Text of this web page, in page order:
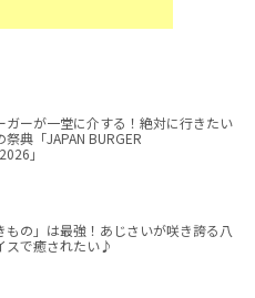
ガーが一堂に介する！絶対に行きたい
典「JAPAN BURGER
」
もの」は最強！あじさいが咲き誇る八
スで癒されたい♪